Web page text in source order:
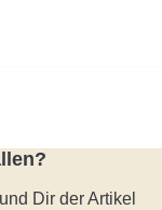
Dir der Artikel